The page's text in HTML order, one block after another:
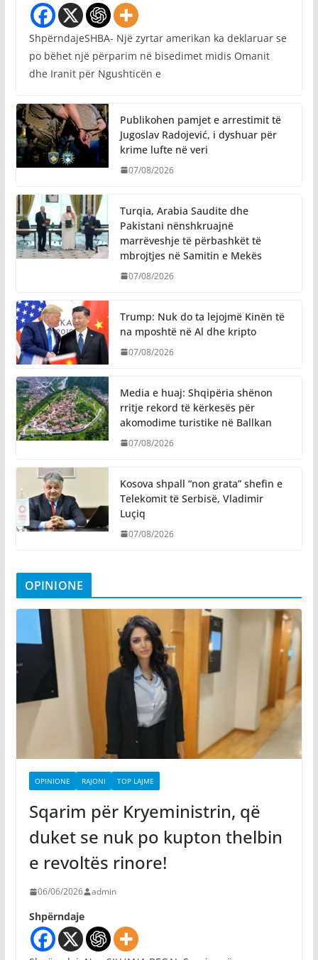
ShpërndajeSHBA- Një zyrtar amerikan ka deklaruar se
po bëhet një përparim në bisedimet midis Omanit
dhe Iranit për Ngushticën e
Publikohen pamjet e arrestimit të
Jugoslav Radojević, i dyshuar për
krime lufte në veri
07/08/2026
Turqia, Arabia Saudite dhe
Pakistani nënshkruajnë
marrëveshje të përbashkët të
mbrojtjes në Samitin e Mekës
07/08/2026
Trump: Nuk do ta lejojmë Kinën të
na mposhtë në Al dhe kripto
07/08/2026
Media e huaj: Shqipëria shënon
rritje rekord të kërkesës për
akomodime turistike në Ballkan
07/08/2026
Kosova shpall “non grata” shefin e
Telekomit të Serbisë, Vladimir
Luçiq
07/08/2026
OPINIONE
OPINIONE RAJONI TOP LAJME
Sqarim për Kryeministrin, që
duket se nuk po kupton thelbin
e revoltës rinore!
06/06/2026 admin
Shpërndaje